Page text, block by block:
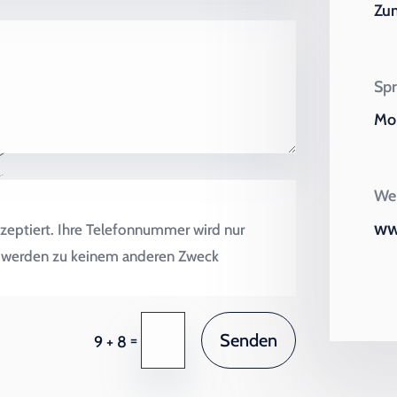
Ihre Telefonnummer wird nur
zu keinem anderen Zweck
9 + 8 = Senden